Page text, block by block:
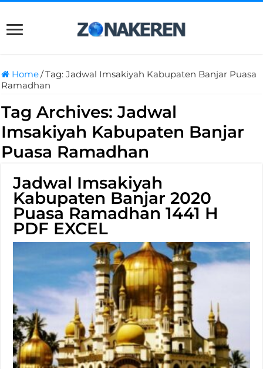
Home/Tag:Jadwal Imsakiyah Kabupaten Banjar Puasa
Ramadhan
Tag Archives:Jadwal
Imsakiyah Kabupaten Banjar
Puasa Ramadhan
Jadwal Imsakiyah
Kabupaten Banjar 2020
Puasa Ramadhan 1441 H
PDF EXCEL